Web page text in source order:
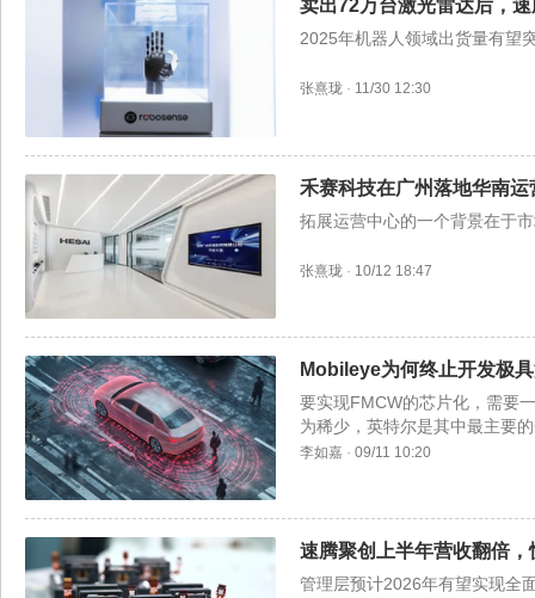
卖出72万台激光雷达后，
2025年机器人领域出货量有望
张熹珑 · 11/30 12:30
禾赛科技在广州落地华南
拓展运营中心的一个背景在于
张熹珑 · 10/12 18:47
Mobileye为何终止开发极
要实现FMCW的芯片化，需要
为稀少，英特尔是其中最主要
李如嘉 · 09/11 10:20
速腾聚创上半年营收翻倍
管理层预计2026年有望实现全